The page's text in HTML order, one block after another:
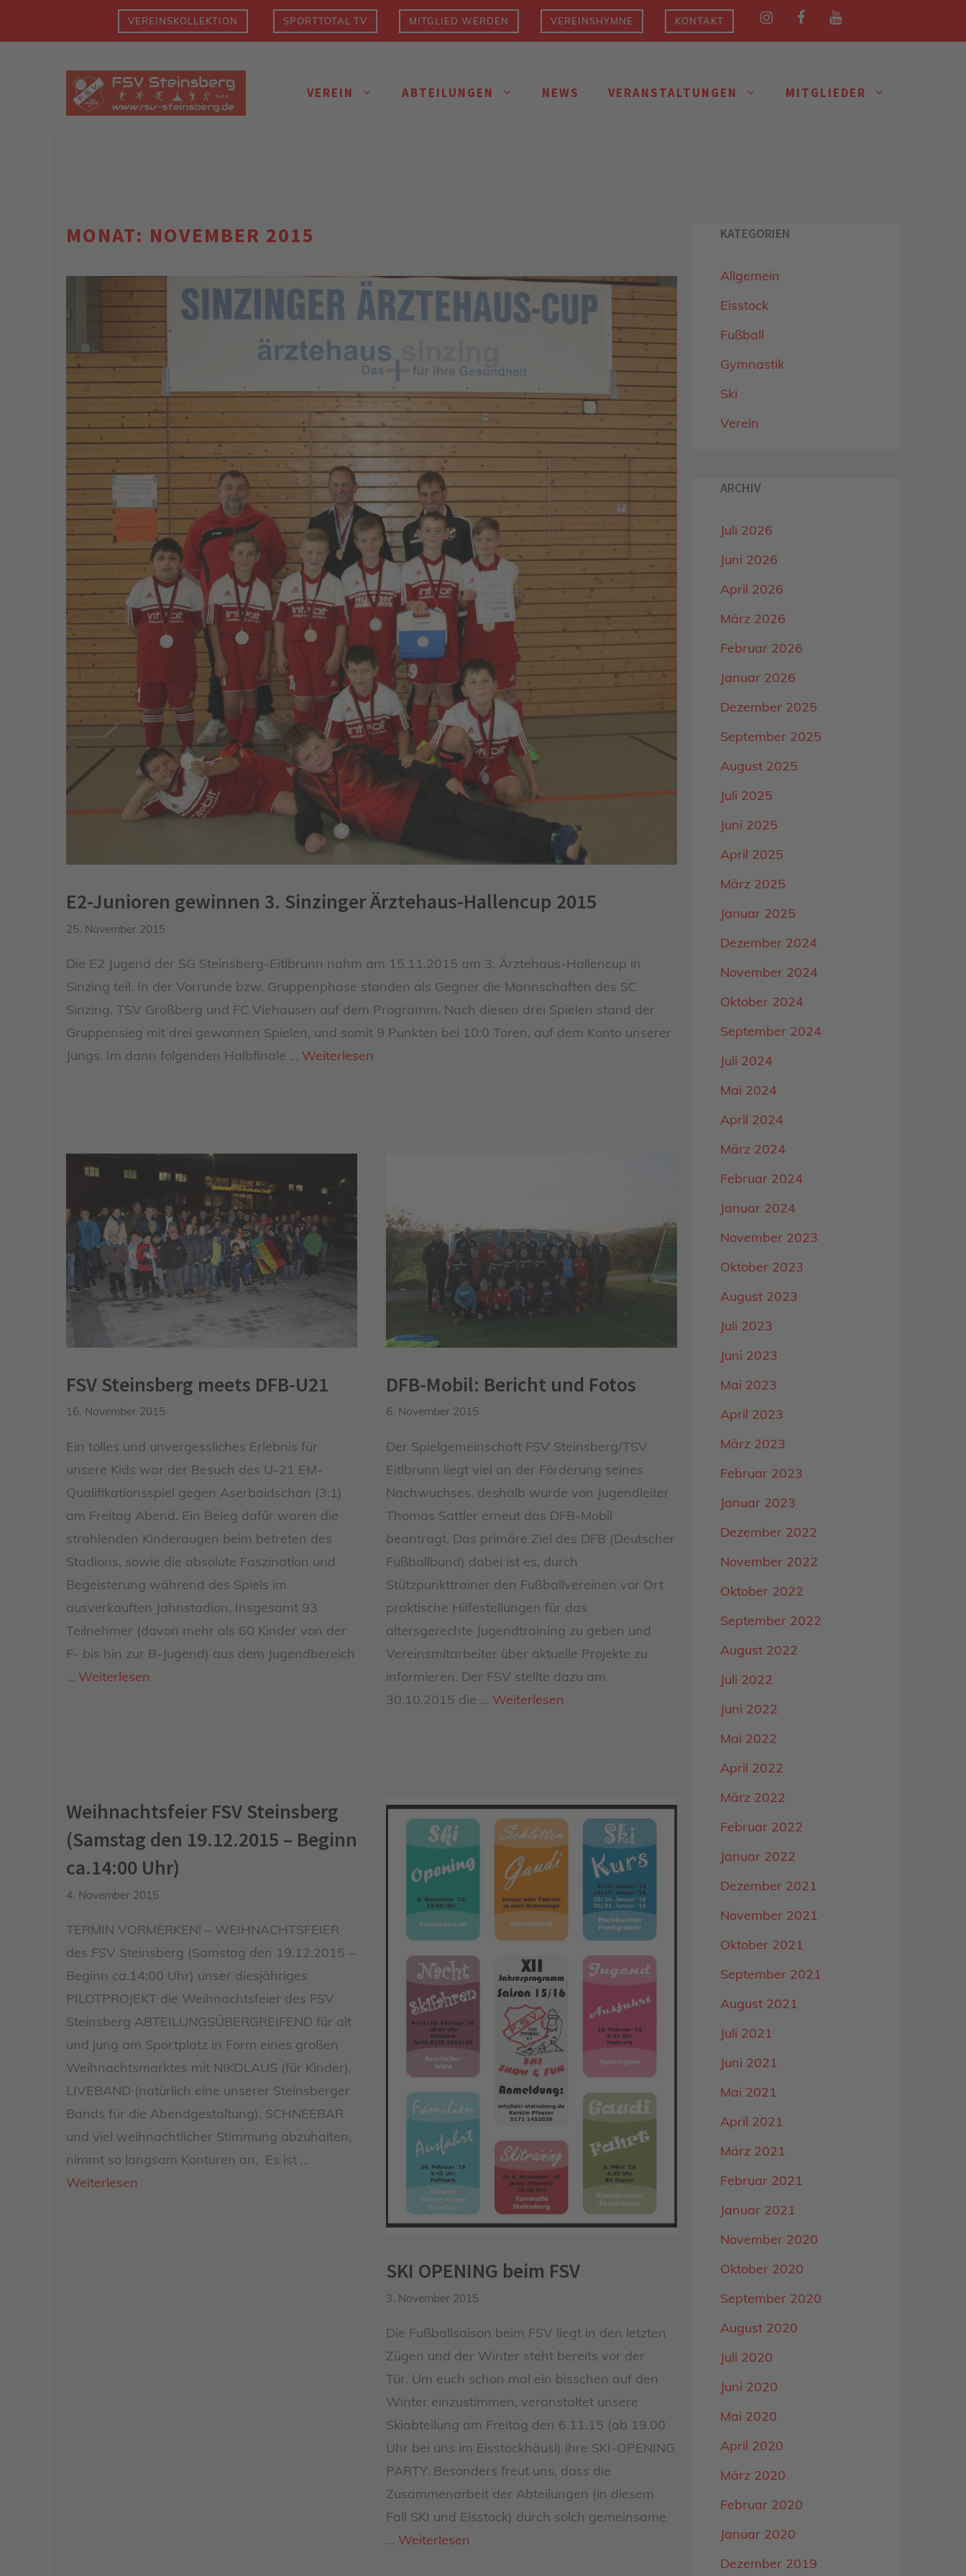
VEREINSKOLLEKTION SPORTTOTAL TV MITGLIED WERDEN VEREINSHYMNE KONTAKT
VEREIN ABTEILUNGEN NEWS VERANSTALTUNGEN MITGLIEDER
MONAT: NOVEMBER 2015
E2-Junioren gewinnen 3. Sinzinger Ärztehaus-Hallencup 2015
25. November 2015
Die E2 Jugend der SG Steinsberg-Eitlbrunn nahm am 15.11.2015 am 3. Ärztehaus-Hallencup in
Sinzing teil. In der Vorrunde bzw. Gruppenphase standen als Gegner die Mannschaften des SC
Sinzing, TSV Großberg und FC Viehausen auf dem Programm. Nach diesen drei Spielen stand der
Gruppensieg mit drei gewonnen Spielen, und somit 9 Punkten bei 10:0 Toren, auf dem Konto unserer
Jungs. Im dann folgenden Halbfinale … Weiterlesen
FSV Steinsberg meets DFB-U21
16. November 2015
Ein tolles und unvergessliches Erlebnis für
unsere Kids war der Besuch des U-21 EM-
Qualifikationsspiel gegen Aserbaidschan (3:1)
am Freitag Abend. Ein Beleg dafür waren die
strahlenden Kinderaugen beim betreten des
Stadions, sowie die absolute Faszination und
Begeisterung während des Spiels im
ausverkauften Jahnstadion. Insgesamt 93
Teilnehmer (davon mehr als 60 Kinder von der
F- bis hin zur B-Jugend) aus dem Jugendbereich
… Weiterlesen
DFB-Mobil: Bericht und Fotos
6. November 2015
Der Spielgemeinschaft FSV Steinsberg/TSV
Eitlbrunn liegt viel an der Förderung seines
Nachwuchses, deshalb wurde von Jugendleiter
Thomas Sattler erneut das DFB-Mobil
beantragt. Das primäre Ziel des DFB (Deutscher
Fußballbund) dabei ist es, durch
Stützpunkttrainer den Fußballvereinen vor Ort
praktische Hilfestellungen für das
altersgerechte Jugendtraining zu geben und
Vereinsmitarbeiter über aktuelle Projekte zu
informieren. Der FSV stellte dazu am
30.10.2015 die … Weiterlesen
Weihnachtsfeier FSV Steinsberg
(Samstag den 19.12.2015 – Beginn
ca.14:00 Uhr)
4. November 2015
TERMIN VORMERKEN! – WEIHNACHTSFEIER
des FSV Steinsberg (Samstag den 19.12.2015 –
Beginn ca.14:00 Uhr) unser diesjähriges
PILOTPROJEKT die Weihnachtsfeier des FSV
Steinsberg ABTEILUNGSÜBERGREIFEND für alt
und jung am Sportplatz in Form eines großen
Weihnachtsmarktes mit NIKOLAUS (für Kinder),
LIVEBAND (natürlich eine unserer Steinsberger
Bands für die Abendgestaltung), SCHNEEBAR
und viel weihnachtlicher Stimmung abzuhalten,
nimmt so langsam Konturen an. Es ist …
Weiterlesen
SKI OPENING beim FSV
3. November 2015
Die Fußballsaison beim FSV liegt in den letzten
Zügen und der Winter steht bereits vor der
Tür. Um euch schon mal ein bisschen auf den
Winter einzustimmen, veranstaltet unsere
Skiabteilung am Freitag den 6.11.15 (ab 19.00
Uhr bei uns im Eisstockhäusl) ihre SKI-OPENING
PARTY. Besonders freut uns, dass die
Zusammenarbeit der Abteilungen (in diesem
Fall SKI und Eisstock) durch solch gemeinsame
… Weiterlesen
KATEGORIEN
Allgemein
Eisstock
Fußball
Gymnastik
Ski
Verein
ARCHIV
Juli 2026
Juni 2026
April 2026
März 2026
Februar 2026
Januar 2026
Dezember 2025
September 2025
August 2025
Juli 2025
Juni 2025
April 2025
März 2025
Januar 2025
Dezember 2024
November 2024
Oktober 2024
September 2024
Juli 2024
Mai 2024
April 2024
März 2024
Februar 2024
Januar 2024
November 2023
Oktober 2023
August 2023
Juli 2023
Juni 2023
Mai 2023
April 2023
März 2023
Februar 2023
Januar 2023
Dezember 2022
November 2022
Oktober 2022
September 2022
August 2022
Juli 2022
Juni 2022
Mai 2022
April 2022
März 2022
Februar 2022
Januar 2022
Dezember 2021
November 2021
Oktober 2021
September 2021
August 2021
Juli 2021
Juni 2021
Mai 2021
April 2021
März 2021
Februar 2021
Januar 2021
November 2020
Oktober 2020
September 2020
August 2020
Juli 2020
Juni 2020
Mai 2020
April 2020
März 2020
Februar 2020
Januar 2020
Dezember 2019